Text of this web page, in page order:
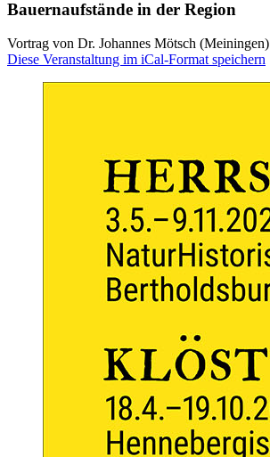
Bauernaufstände in der Region
Vortrag von Dr. Johannes Mötsch (Meiningen)
Diese Veranstaltung im iCal-Format speichern